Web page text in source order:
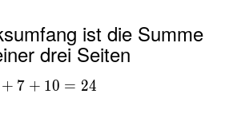
ist die Summe
drei Seiten
+ 7 + 10 = 24